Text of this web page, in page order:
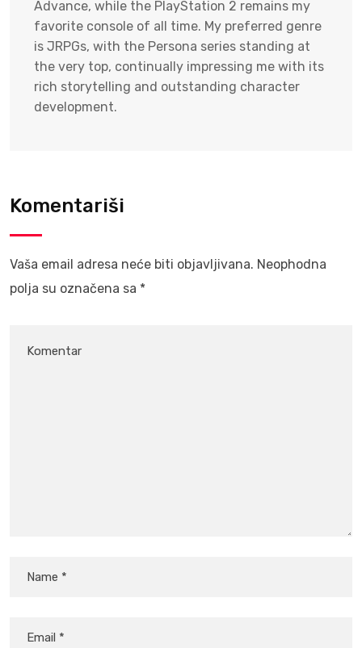
Advance, while the PlayStation 2 remains my
favorite console of all time. My preferred genre
is JRPGs, with the Persona series standing at
the very top, continually impressing me with its
rich storytelling and outstanding character
development.
Komentariši
Vaša email adresa neće biti objavljivana. Neophodna
polja su označena sa *